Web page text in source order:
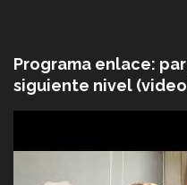
Programa enlace:
siguiente nivel